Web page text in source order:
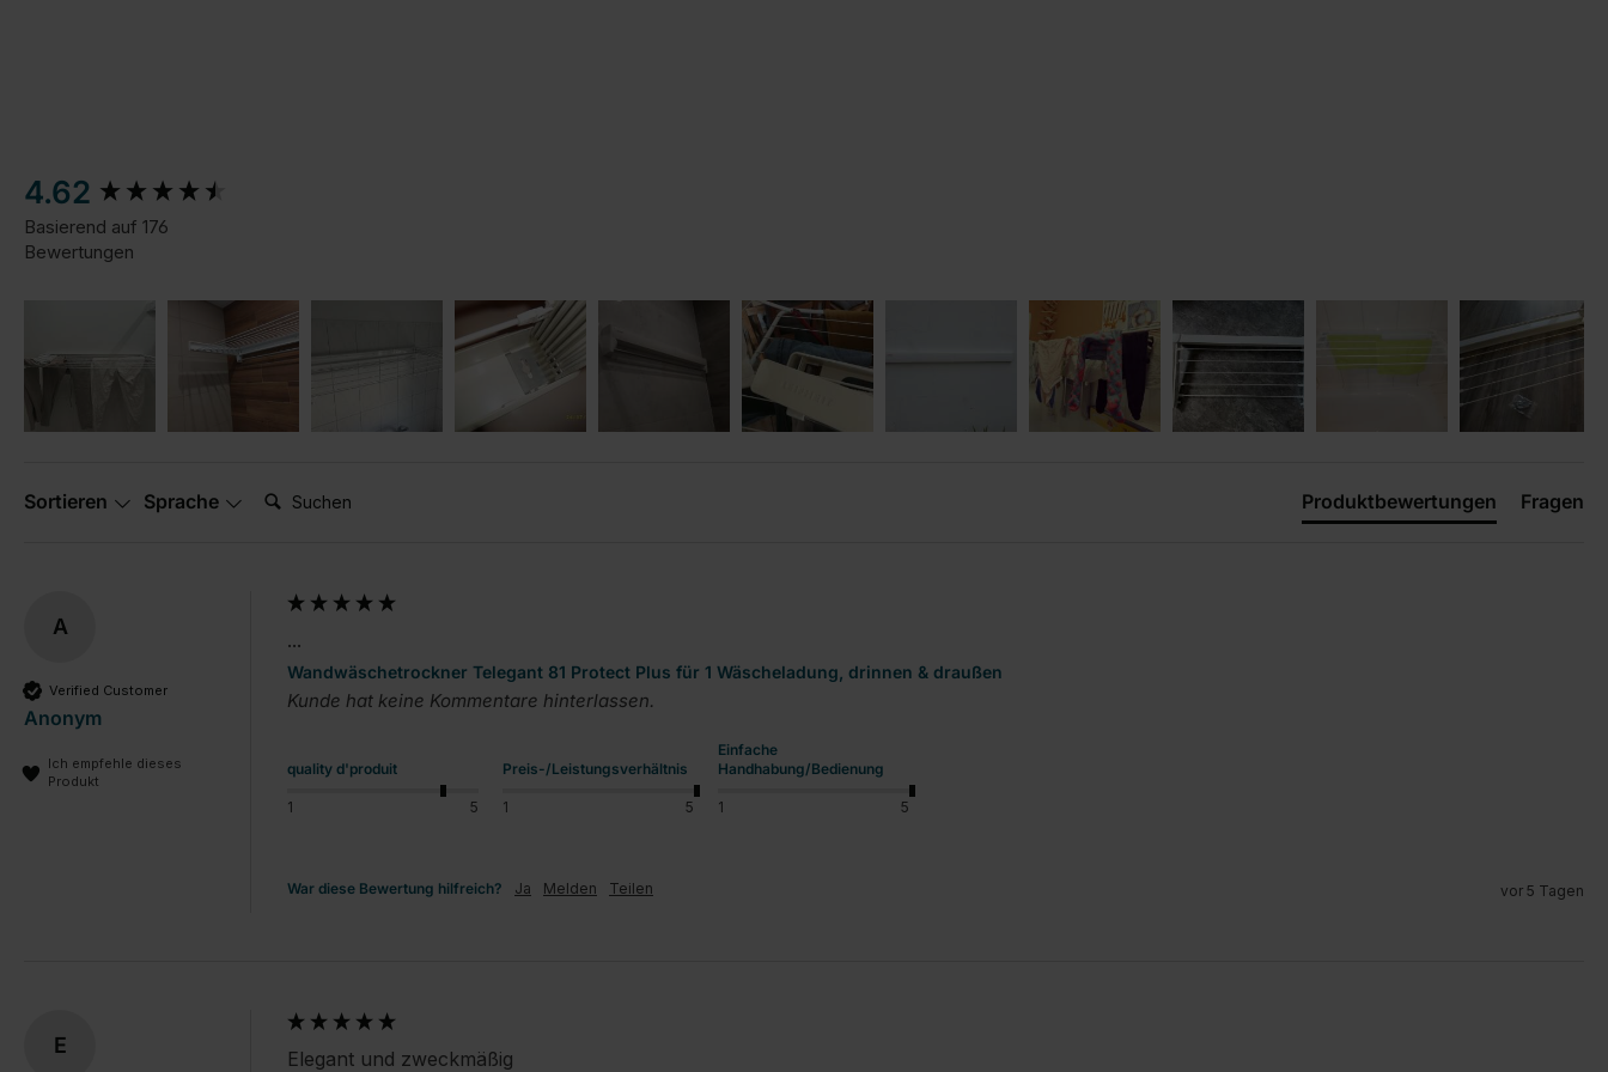
4.62
Basierend auf 176
Bewertungen
Sortieren Sprache Suchen: Produktbewertungen Fragen
A
Verified Customer
Anonym
Ich empfehle dieses
Produkt
...
Wandwäschetrockner Telegant 81 Protect Plus für 1 Wäscheladung, drinnen & draußen
Kunde hat keine Kommentare hinterlassen.
quality d'produit
1 5
Preis-/Leistungsverhältnis
1 5
Einfache
Handhabung/Bedienung
1 5
War diese Bewertung hilfreich? Ja Melden Teilen vor 5 Tagen
E
Elegant und zweckmäßig
New content loaded